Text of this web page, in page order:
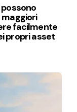
maggiori
facilmente
propri asset